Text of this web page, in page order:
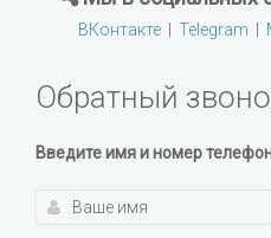
ВКонтакте| Telegram |
Обратный
Введите имя и номер